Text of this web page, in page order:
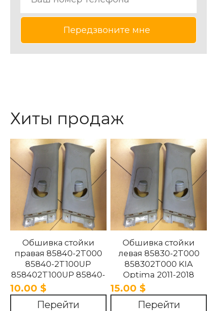
Хиты продаж
Обшивка стойки
правая 85840-2T000
85840-2T100UP
858402T100UP 85840-
2T100UP KIA Optima
2011-2018
10.00 $
Перейти
Обшивка стойки
левая 85830-2T000
858302T000 KIA
Optima 2011-2018
15.00 $
Перейти